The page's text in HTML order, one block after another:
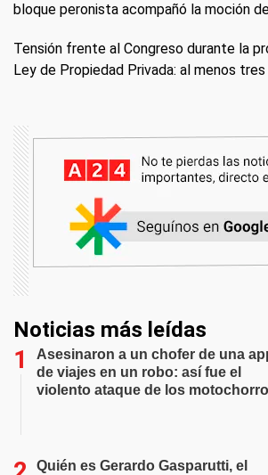
bloque peronista acompañó la moción
Tensión frente al Congreso durante la
Ley de Propiedad Privada: al menos
Noticias más leídas
Asesinaron a un chofer de una
de viajes en un robo: así fue el
violento ataque de los
Quién es Gerardo Gasparutti, el